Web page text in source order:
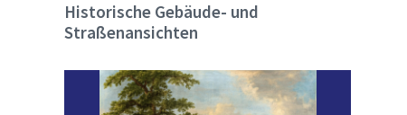
Historische Gebäude- und
Straßenansichten